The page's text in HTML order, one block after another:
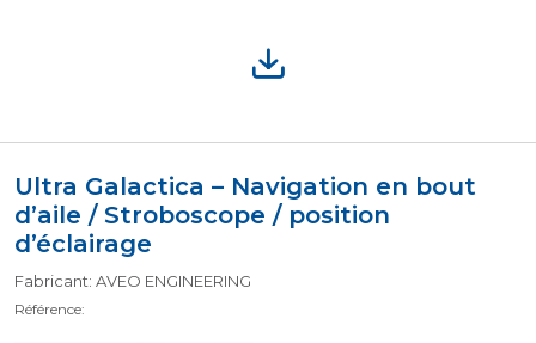
Ultra Galactica – Navigation en bout
d’aile / Stroboscope / position
d’éclairage
Fabricant: AVEO ENGINEERING
Référence: